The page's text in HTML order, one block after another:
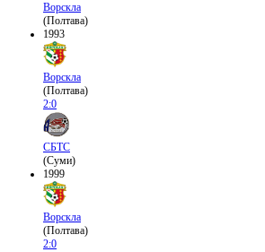
Ворскла
(Полтава)
1993
Ворскла
(Полтава)
2:0
СБТС
(Суми)
1999
Ворскла
(Полтава)
2:0